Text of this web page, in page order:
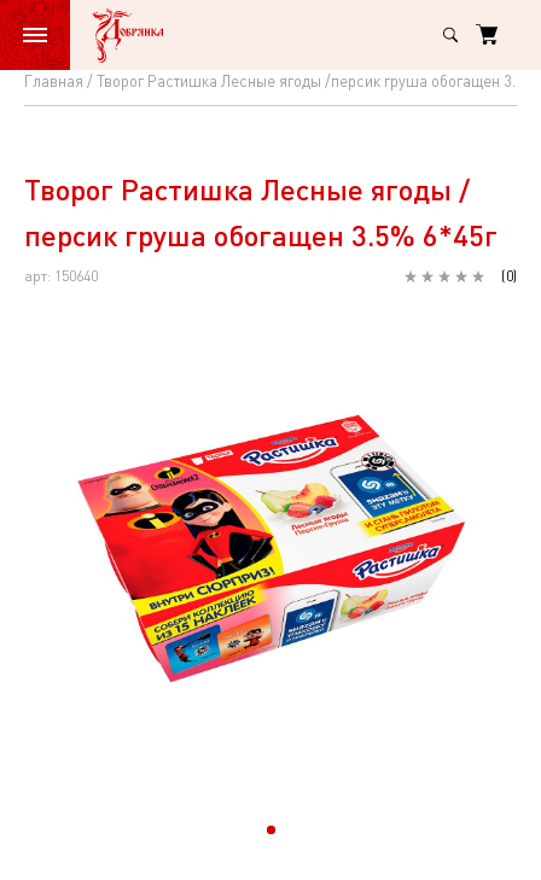
Главная Творог Растишка Лесные ягоды /персик груша обогащен 3.5%
Творог
Лесные
ягоды
Творог Растишка Лесные ягоды /
персик груша обогащен 3.5% 6*45г
арт: 150640 (0)